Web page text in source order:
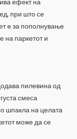
при што се
е за пополнување
на паркетот и
пилевина од
смеса
шпакла на целата
може да се